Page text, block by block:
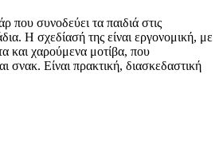
συνοδεύει τα παιδιά στις
Η σχεδίασή της είναι εργονομική, με
και χαρούμενα μοτίβα, που
σνακ. Είναι πρακτική, διασκεδαστική